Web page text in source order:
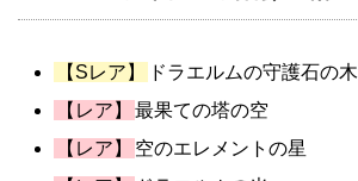
【Sレア】
ドラエルムの守護石の木
【レア】
最果ての塔の空
【レア】
空のエレメントの星